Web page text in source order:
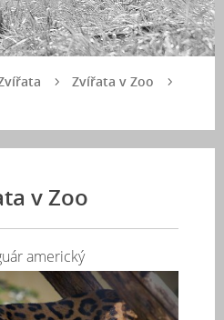
Zvířata v Zoo
v Zoo
americký